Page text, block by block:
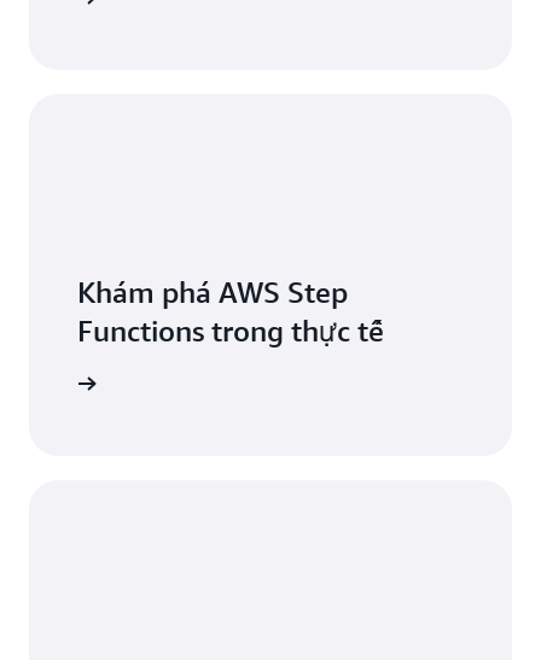
Khám phá AWS Step
Functions trong thực tế